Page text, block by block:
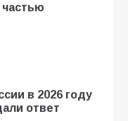
частью
в 2026 году
ответ